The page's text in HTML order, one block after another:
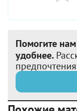
Помогите
удобнее.